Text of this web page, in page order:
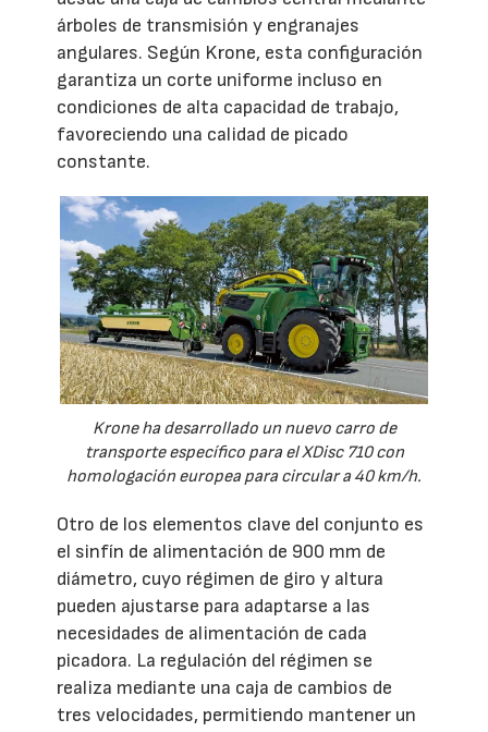
árboles de transmisión y engranajes
angulares. Según Krone, esta configuración
garantiza un corte uniforme incluso en
condiciones de alta capacidad de trabajo,
favoreciendo una calidad de picado
constante.
Krone ha desarrollado un nuevo carro de
transporte específico para el XDisc 710 con
homologación europea para circular a 40 km/h.
Otro de los elementos clave del conjunto es
el sinfín de alimentación de 900 mm de
diámetro, cuyo régimen de giro y altura
pueden ajustarse para adaptarse a las
necesidades de alimentación de cada
picadora. La regulación del régimen se
realiza mediante una caja de cambios de
tres velocidades, permitiendo mantener un